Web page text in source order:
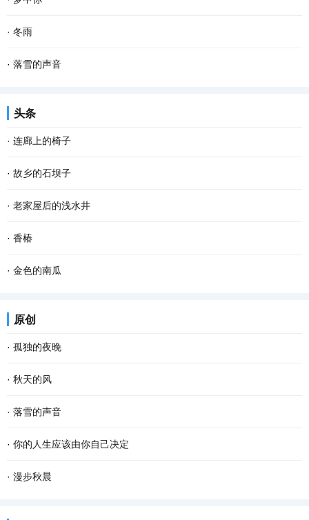
隔着几个“田块”相框，能遇到十几只白鹭立...
温存 而相对于春天的风 却多了几分萧瑟和寂寥 秋天的风宛如一支孩
童的画笔 为世界增添了几笔浓浓的色彩 那火红...
在梦中 我乘风驾云而来 手捧着鲜花 寻找情窦初开的你 在那童话般的
世界 美丽的鲜花散发出芬芳 只为等你 给出一季的火红 你低头时的温
· 冬雨
撑着一把花蓝伞 走在无人的街上 左手握着冷风，右手牵着寒雨 和孤
· 落雪的声音
头条
· 连廊上的椅子
在家具中我偏爱椅子。逢到一张看上去舒服又式样殊别的椅子，我便
想把它请入家中；若是幸遇一把古意盈然的老椅子就更想拥有；当然
这样的椅子已经不是用来坐的，而是摆放在那里...
· 故乡的石坝子
说起坝子，在云贵高原是土壤肥沃、灌溉便利的平原地带。在江津，
坝子即晒坝，就是专门晒粮食的场地，有用石灰或者水泥铺在泥地上
平整的坝子，也有天然的晒场。江津多是连绵起...
· 老家屋后的浅水井
每次回到山圪崂里的化庙老家，当我情不自禁地去看屋后那口井时，
它，也像一只苍老的眼睛，在和我默默对视。那眼神，平淡而落寞，
· 香椿
晚饭。 夫人上席，小姐坐夫人对面，香椿站一边。老爷走后，到了饭
· 金色的南瓜
原创
· 孤独的夜晚
这个夜晚我又孤独了 从没想过 会离幸福这么遥远 当我疲惫不堪时 站
在皎洁的月亮下 被风呛得咳嗽了数声 遥远的 我仿佛看见了 依稀中你
久违的笑容 这个夜晚好像有了 记忆里的流浪...
· 秋天的风
秋天的风 相对于夏天的风 多了一丝凉意 相对于冬天的风 又多了些许
温存 而相对于春天的风 却多了几分萧瑟和寂寥 秋天的风宛如一支孩
童的画笔 为世界增添了几笔浓浓的色彩 那火红...
· 落雪的声音
雪花把诗歌写给冬天 大地打开一个明快的季节 屋顶瓦片浑然一色 万
物吟唱同一首童谣 一次次聆听冬的心跳 开阔的田野自由自在地呼吸
· 你的人生应该由你自己决定
看过一段话：“这个世界，没有任何一条规定，要你必须温柔开朗，要
· 漫步秋晨